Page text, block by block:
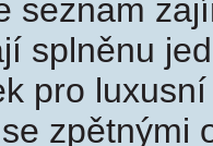
seznam
splněnu
pro
zpětnými